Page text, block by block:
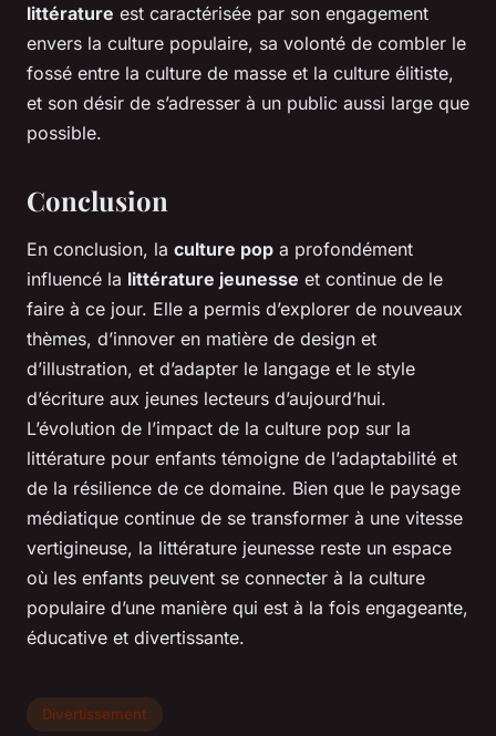
littérature est caractérisée par son engagement
envers la culture populaire, sa volonté de combler le
fossé entre la culture de masse et la culture élitiste,
et son désir de s’adresser à un public aussi large que
possible.
Conclusion
En conclusion, la culture pop a profondément
influencé la littérature jeunesse et continue de le
faire à ce jour. Elle a permis d’explorer de nouveaux
thèmes, d’innover en matière de design et
d’illustration, et d’adapter le langage et le style
d’écriture aux jeunes lecteurs d’aujourd’hui.
L’évolution de l’impact de la culture pop sur la
littérature pour enfants témoigne de l’adaptabilité et
de la résilience de ce domaine. Bien que le paysage
médiatique continue de se transformer à une vitesse
vertigineuse, la littérature jeunesse reste un espace
où les enfants peuvent se connecter à la culture
populaire d’une manière qui est à la fois engageante,
éducative et divertissante.
Divertissement